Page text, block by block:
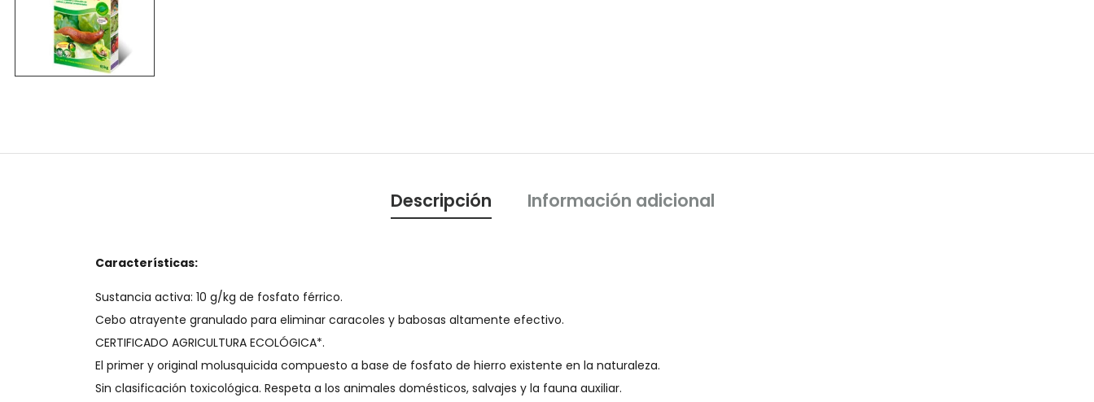
Descripción Información adicional
Características:
Sustancia activa: 10 g/kg de fosfato férrico.
Cebo atrayente granulado para eliminar caracoles y babosas altamente efectivo.
CERTIFICADO AGRICULTURA ECOLÓGICA*.
El primer y original molusquicida compuesto a base de fosfato de hierro existente en la naturaleza.
Sin clasificación toxicológica. Respeta a los animales domésticos, salvajes y la fauna auxiliar.